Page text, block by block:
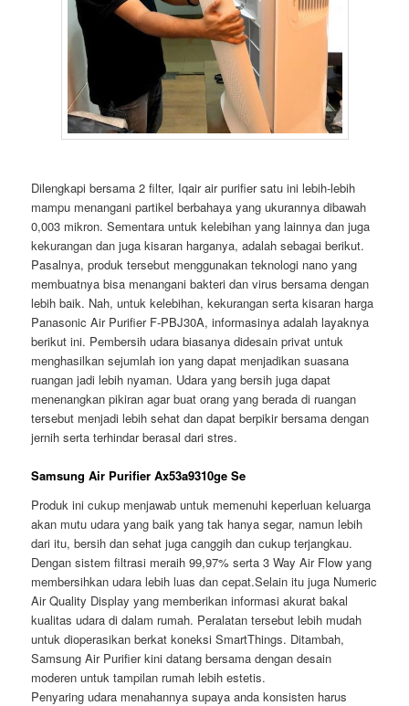
Dilengkapi bersama 2 filter, Iqair air purifier satu ini lebih-lebih
mampu menangani partikel berbahaya yang ukurannya dibawah
0,003 mikron. Sementara untuk kelebihan yang lainnya dan juga
kekurangan dan juga kisaran harganya, adalah sebagai berikut.
Pasalnya, produk tersebut menggunakan teknologi nano yang
membuatnya bisa menangani bakteri dan virus bersama dengan
lebih baik. Nah, untuk kelebihan, kekurangan serta kisaran harga
Panasonic Air Purifier F-PBJ30A, informasinya adalah layaknya
berikut ini. Pembersih udara biasanya didesain privat untuk
menghasilkan sejumlah ion yang dapat menjadikan suasana
ruangan jadi lebih nyaman. Udara yang bersih juga dapat
menenangkan pikiran agar buat orang yang berada di ruangan
tersebut menjadi lebih sehat dan dapat berpikir bersama dengan
jernih serta terhindar berasal dari stres.
Samsung Air Purifier Ax53a9310ge Se
Produk ini cukup menjawab untuk memenuhi keperluan keluarga
akan mutu udara yang baik yang tak hanya segar, namun lebih
dari itu, bersih dan sehat juga canggih dan cukup terjangkau.
Dengan sistem filtrasi meraih 99,97% serta 3 Way Air Flow yang
membersihkan udara lebih luas dan cepat.Selain itu juga Numeric
Air Quality Display yang memberikan informasi akurat bakal
kualitas udara di dalam rumah. Peralatan tersebut lebih mudah
untuk dioperasikan berkat koneksi SmartThings. Ditambah,
Samsung Air Purifier kini datang bersama dengan desain
moderen untuk tampilan rumah lebih estetis.
Penyaring udara menahannya supaya anda konsisten harus